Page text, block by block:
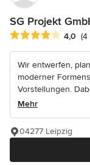
SG Projekt
Durchschnittliche
4,0 (4
Wir entwerfen,
moderner
Vorstellungen.
Mehr
04277 Leipzig